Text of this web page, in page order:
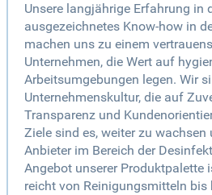
Unsere langjährige Erfahrung in
ausgezeichnetes Know-how in
machen uns zu einem
Unternehmen, die Wert auf
Arbeitsumgebungen legen. Wir
Unternehmenskultur, die auf
Transparenz und
Ziele sind es, weiter zu
Anbieter im Bereich der
Angebot unserer Produktpalette
reicht von Reinigungsmitteln bis